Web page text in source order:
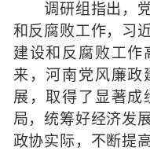
调研组指出，党
和反腐败工作，习
建设和反腐败工作
来，河南党风廉政
展，取得了显著成
局，统筹好经济发
政协实际，不断提